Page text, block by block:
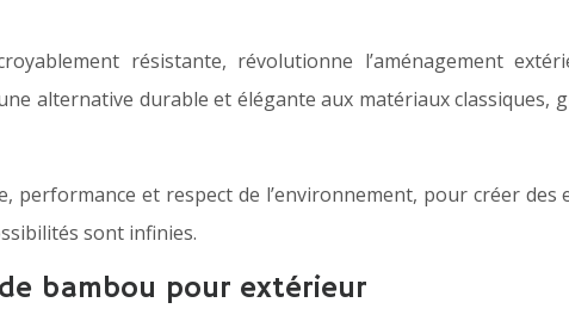
résistante, révolutionne l’aménagement
alternative durable et élégante aux matériaux classiques,
et respect de l’environnement, pour créer des
sont infinies.
bambou pour extérieur